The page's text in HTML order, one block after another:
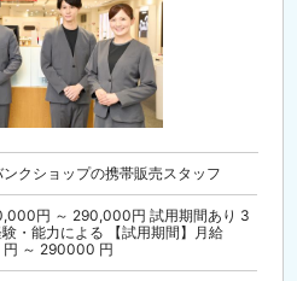
ンクショップの携帯販売スタッフ
円 ～ 290,000円 試用期間あり 3
・能力による 【試用期間】月給
～ 290000 円